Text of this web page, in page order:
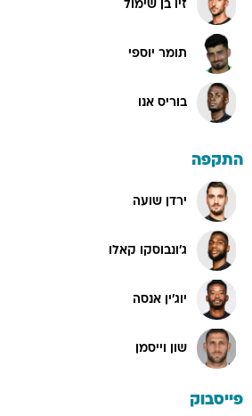
זיו בן שימול
תומר יוספי
בוריס אנו
התקפה
ירדן שועה
ג'ונבוסקו קאלו
יוג'ין אנסה
שון וייסמן
פייסבוק